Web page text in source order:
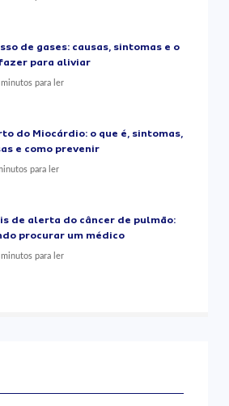
de gases: causas, sintomas e o
para aliviar
minutos para ler
do Miocárdio: o que é, sintomas,
e como prevenir
para ler
de alerta do câncer de pulmão:
procurar um médico
minutos para ler